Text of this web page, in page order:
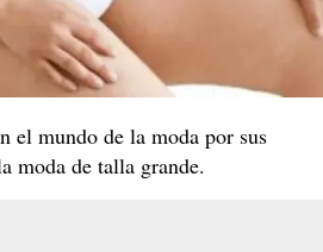
el mundo de la moda por sus
moda de talla grande.